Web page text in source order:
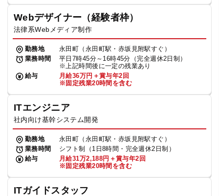
Webデザイナー（経験者枠）
法律系Webメディア制作
勤務地
永田町（永田町駅・赤坂見附駅すぐ）
業務時間
平日7時45分～16時45分（完全週休2日制）
※上記時間後に一定の残業あり
給与
月給36万円＋賞与年2回
※固定残業20時間を含む
ITエンジニア
社内向け基幹システム開発
勤務地
永田町（永田町駅・赤坂見附駅すぐ）
業務時間
シフト制（1日8時間・完全週休2日制）
給与
月給31万2,188円＋賞与年2回
※固定残業20時間を含む
ITガイドスタッフ